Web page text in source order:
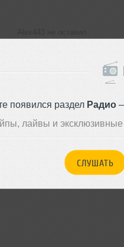
появился раздел Радио—
лайвы и
СЛУШАТЬ